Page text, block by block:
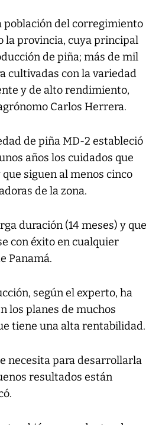
población del corregimiento
la provincia, cuya principal
de piña; más de mil
cultivadas con la variedad
y de alto rendimiento,
Carlos Herrera.
de piña MD-2 estableció
años los cuidados que
siguen al menos cinco
de la zona.
duración (14 meses) y que
con éxito en cualquier
Panamá.
según el experto, ha
los planes de muchos
tiene una alta rentabilidad.
necesita para desarrollarla
resultados están